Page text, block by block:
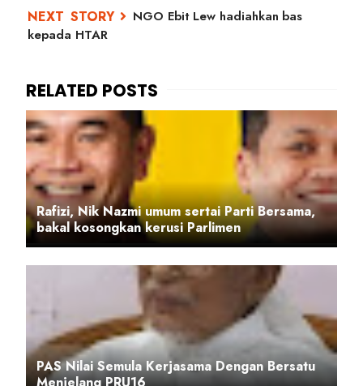
NGO Ebit Lew hadiahkan bas
kepada HTAR
Rafizi, Nik Nazmi umum sertai Parti Bersama,
bakal kosongkan kerusi Parlimen
PAS Nilai Semula Kerjasama Dengan Bersatu
Menjelang PRU16